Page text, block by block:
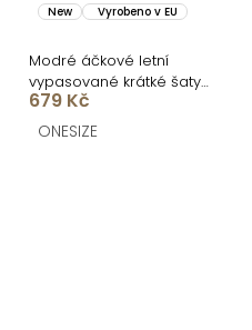
New Vyrobeno v EU
Modré áčkové letní
vypasované krátké šaty
ULJANA s kytkami
679 Kč
ONESIZE